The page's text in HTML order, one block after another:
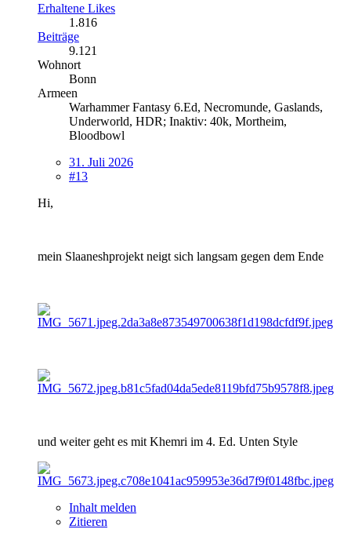
Erhaltene Likes
1.816
Beiträge
9.121
Wohnort
Bonn
Armeen
Warhammer Fantasy 6.Ed, Necromunde, Gaslands,
Underworld, HDR; Inaktiv: 40k, Mortheim,
Bloodbowl
31. Juli 2026
#13
Hi,
mein Slaaneshprojekt neigt sich langsam gegen dem Ende
und weiter geht es mit Khemri im 4. Ed. Unten Style
Inhalt melden
Zitieren